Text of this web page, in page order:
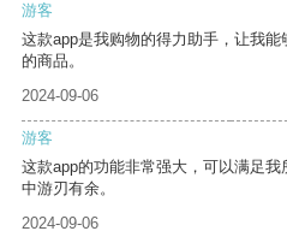
游客
这款app是我购物的得力助手，让我
的商品。
2024-09-06
游客
这款app的功能非常强大，可以满足
中游刃有余。
2024-09-06